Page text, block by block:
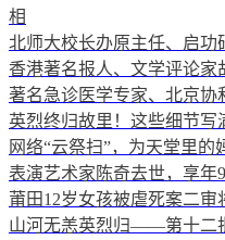
相
北师大校长办原主任、启功
香港著名报人、文学评论家
著名急诊医学专家、北京
英烈终归故里！这些细节写
网络“云祭扫”，为天堂里的
表演艺术家陈奇去世，享年
莆田12岁女孩被虐死案二审
山河无恙英烈归——第十二